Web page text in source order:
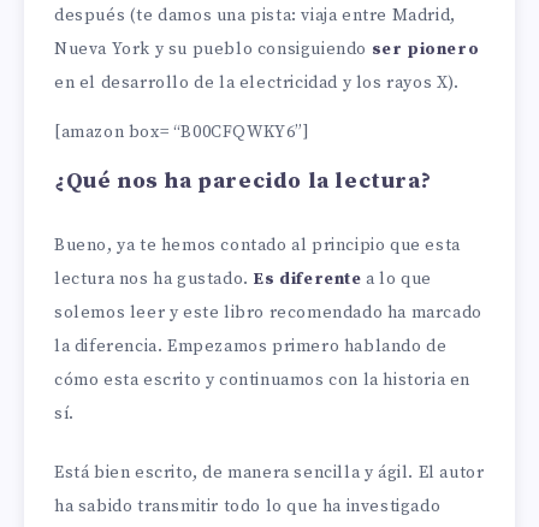
después (te damos una pista: viaja entre Madrid,
Nueva York y su pueblo consiguiendo ser pionero
en el desarrollo de la electricidad y los rayos X).
[amazon box= “B00CFQWKY6”]
¿Qué nos ha parecido la lectura?
Bueno, ya te hemos contado al principio que esta
lectura nos ha gustado. Es diferente a lo que
solemos leer y este libro recomendado ha marcado
la diferencia. Empezamos primero hablando de
cómo esta escrito y continuamos con la historia en
sí.
Está bien escrito, de manera sencilla y ágil. El autor
ha sabido transmitir todo lo que ha investigado